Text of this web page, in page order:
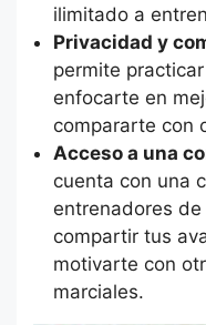
ilimitado a
Privacidad y
permite
enfocarte en
compararte con
Acceso a una
cuenta con una
entrenadores
compartir tus
motivarte con
marciales.